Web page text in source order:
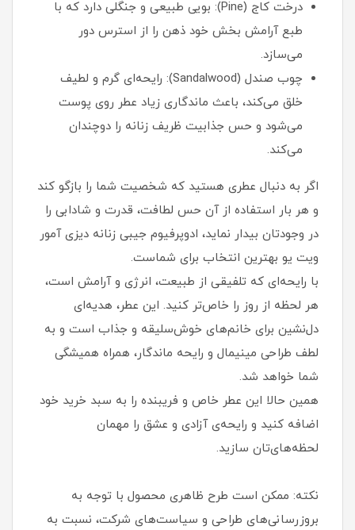
درخت کاج (Pine): بویی طبیعی و جنگلی دارد که با
طبع آرامش‌ بخش خود ذهن را از استرس دور
می‌سازد.
چوب صندل (Sandalwood): رایحه‌ای گرم و لطیف
خلق می‌کند، باعث ماندگاری زیاد عطر روی پوست
می‌شود و حس جذابیت ظریف زنانه را دوچندان
می‌کند.
اگر به دنبال عطری هستید که شخصیت شما را بازگو کند
و هر بار استفاده از آن حس لطافت، قدرت و شادابی را
در وجودتان بیدار نماید، ادوپرفیوم جیبی زنانه دیزی آمور
ویت یو بهترین انتخاب برای شماست.
با رایحه‌ای که تلفیقی از طبیعت، انرژی و آرامش است،
هر لحظه از روز را خاص‌تر کنید. این عطر، هدیه‌ای
دل‌نشین برای خانم‌های خوش‌سلیقه و جذاب است و به
لطف طراحی مینیمال و رایحه ماندگار، همراه همیشگی
شما خواهد شد.
همین حالا این عطر خاص و فریبنده را به سبد خرید خود
اضافه کنید و رایحه‌ی آزادی و عشق را مهمان
لحظه‌های‌تان سازید.
نکته: ممکن است طرح ظاهری محصول با توجه به
بروزرسانی‌های طراحی و سیاست‌های شرکت، نسبت به